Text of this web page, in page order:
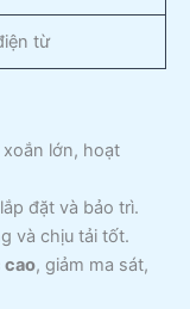
từ
lớn, hoạt
đặt và bảo trì.
và chịu tải tốt.
cao, giảm ma sát,